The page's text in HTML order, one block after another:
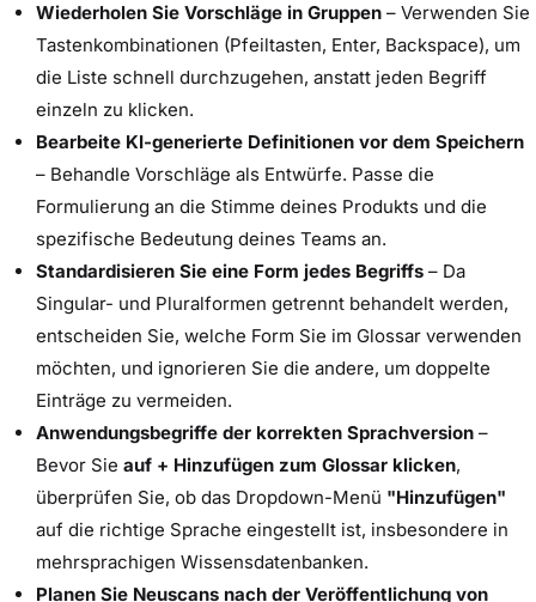
Wiederholen Sie Vorschläge in Gruppen – Verwenden Sie
Tastenkombinationen (Pfeiltasten, Enter, Backspace), um
die Liste schnell durchzugehen, anstatt jeden Begriff
einzeln zu klicken.
Bearbeite KI-generierte Definitionen vor dem Speichern
– Behandle Vorschläge als Entwürfe. Passe die
Formulierung an die Stimme deines Produkts und die
spezifische Bedeutung deines Teams an.
Standardisieren Sie eine Form jedes Begriffs – Da
Singular- und Pluralformen getrennt behandelt werden,
entscheiden Sie, welche Form Sie im Glossar verwenden
möchten, und ignorieren Sie die andere, um doppelte
Einträge zu vermeiden.
Anwendungsbegriffe der korrekten Sprachversion –
Bevor Sie auf + Hinzufügen zum Glossar klicken,
überprüfen Sie, ob das Dropdown-Menü "Hinzufügen"
auf die richtige Sprache eingestellt ist, insbesondere in
mehrsprachigen Wissensdatenbanken.
Planen Sie Neuscans nach der Veröffentlichung von